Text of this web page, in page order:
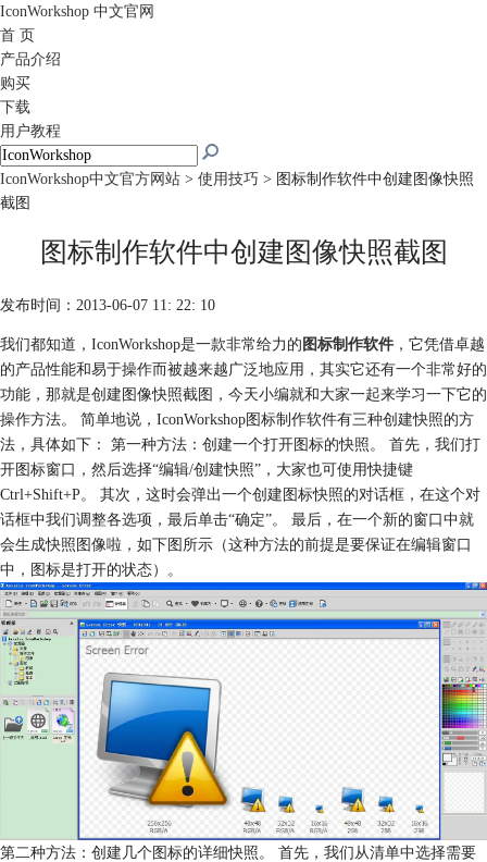
IconWorkshop 中文官网
首 页
产品介绍
购买
下载
用户教程
IconWorkshop中文官方网站 > 使用技巧 > 图标制作软件中创建图像快照
截图
图标制作软件中创建图像快照截图
发布时间：2013-06-07 11: 22: 10
我们都知道，IconWorkshop是一款非常给力的图标制作软件，它凭借卓越
的产品性能和易于操作而被越来越广泛地应用，其实它还有一个非常好的
功能，那就是创建图像快照截图，今天小编就和大家一起来学习一下它的
操作方法。 简单地说，IconWorkshop图标制作软件有三种创建快照的方
法，具体如下： 第一种方法：创建一个打开图标的快照。 首先，我们打
开图标窗口，然后选择“编辑/创建快照”，大家也可使用快捷键
Ctrl+Shift+P。 其次，这时会弹出一个创建图标快照的对话框，在这个对
话框中我们调整各选项，最后单击“确定”。 最后，在一个新的窗口中就
会生成快照图像啦，如下图所示（这种方法的前提是要保证在编辑窗口
中，图标是打开的状态）。
第二种方法：创建几个图标的详细快照。 首先，我们从清单中选择需要